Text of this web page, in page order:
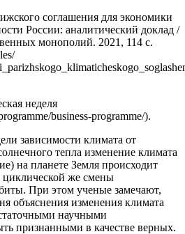
соглашения для экономики
России: аналитический доклад /
монополий. 2021, 114 с.
неделя
business-programme/).
зависимости климата от
тепла изменение климата
на планете Земля происходит
циклической же смены
При этом ученые замечают,
объяснения изменения климата
научными
признанными в качестве верных.